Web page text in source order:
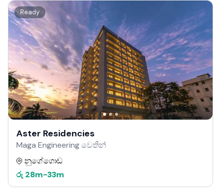
Ready
Aster Residencies
Maga Engineering වෙතින්
නුගේගොඩ
රු 28m-33m